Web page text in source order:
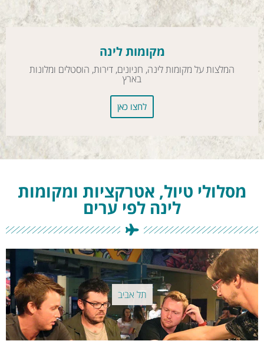
מקומות לינה
המלצות על מקומות לינה, חניונים, דירות, הוסטלים ומלונות
בארץ
לחצו כאן
מסלולי טיול, אטרקציות ומקומות
לינה לפי ערים
תל אביב